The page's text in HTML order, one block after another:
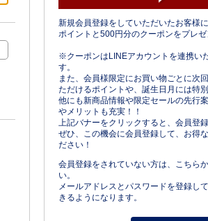
新規会員登録をしていただいたお客様
ポイントと500円分のクーポンをプレゼ
※クーポンはLINEアカウントを連携い
す。
また、会員様限定にお買い物ごとに次
ただけるポイントや、誕生日月には特
他にも新商品情報や限定セールの先行
やメリットも充実！！
上記バナーをクリックすると、会員登
ぜひ、この機会に会員登録して、お得
ださい！
会員登録をされていない方は、こちら
い。
メールアドレスとパスワードを登録し
きるようになります。